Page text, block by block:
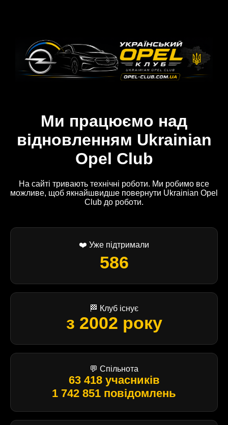
Ми працюємо над
відновленням Ukrainian
Opel Club
На сайті тривають технічні роботи. Ми робимо все
можливе, щоб якнайшвидше повернути Ukrainian Opel
Club до роботи.
❤️ Уже підтримали
586
🏁 Клуб існує
з 2002 року
💬 Спільнота
63 418 учасників
1 742 851 повідомлень